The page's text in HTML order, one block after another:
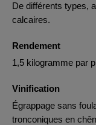
De différents types,
calcaires.
Rendement
1,5 kilogramme par
Vinification
Égrappage sans
tronconiques en